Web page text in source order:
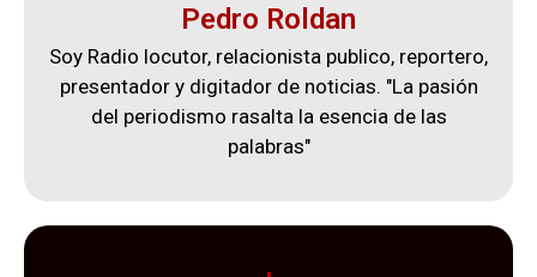
Pedro Roldan
Soy Radio locutor, relacionista publico, reportero,
presentador y digitador de noticias. "La pasión
del periodismo rasalta la esencia de las
palabras"